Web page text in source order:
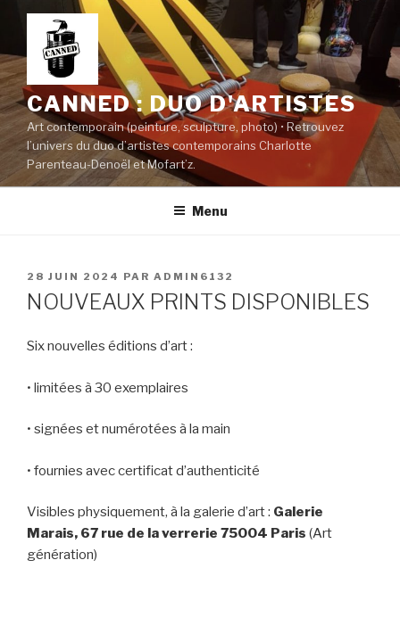
contenu
principal
CANNED : DUO D'ARTISTES
Art contemporain (peinture, sculpture, photo) • Retrouvez
l’univers du duo d’artistes contemporains Charlotte
Parenteau-Denoël et Mofart’z.
Menu
PUBLIÉ
LE
28 JUIN 2024 PAR ADMIN6132
NOUVEAUX PRINTS DISPONIBLES
Six nouvelles éditions d’art :
• limitées à 30 exemplaires
• signées et numérotées à la main
• fournies avec certificat d’authenticité
Visibles physiquement, à la galerie d’art : Galerie
Marais, 67 rue de la verrerie 75004 Paris (Art
génération)